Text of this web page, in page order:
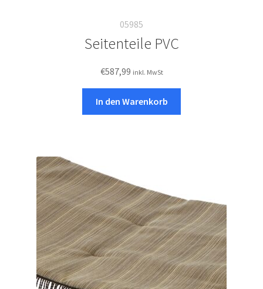
05985
Seitenteile PVC
€587,99 inkl. MwSt
In den Warenkorb